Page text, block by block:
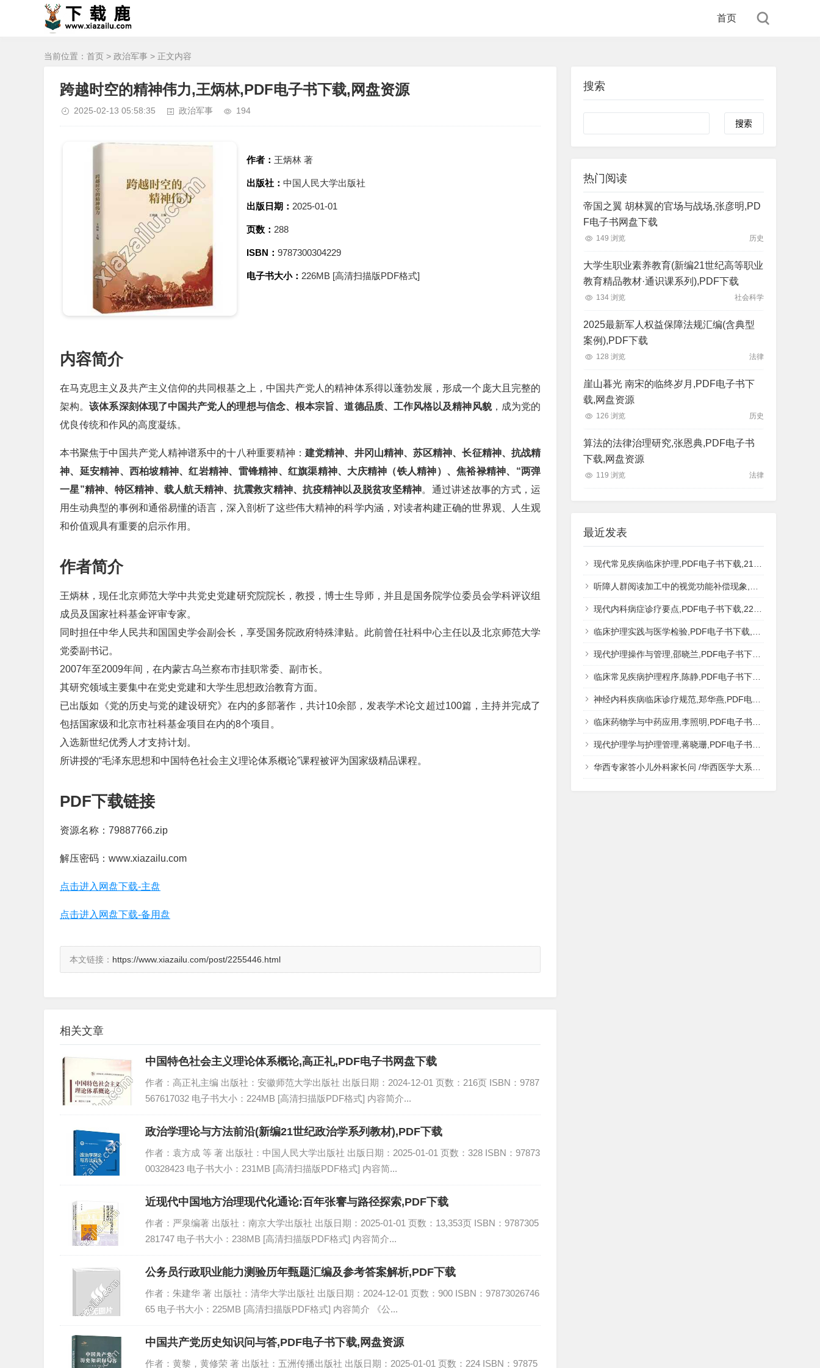
首页
当前位置： 首页 > 政治军事 > 正文内容
跨越时空的精神伟力,王炳林,PDF电子书下载,网盘资源
2025-02-13 05:58:35 政治军事 194
作者： 王炳林 著
出版社： 中国人民大学出版社
出版日期： 2025-01-01
页数： 288
ISBN： 9787300304229
电子书大小： 226MB [高清扫描版PDF格式]
内容简介
在马克思主义及共产主义信仰的共同根基之上，中国共产党人的精神体系得以蓬勃发展，形成一个庞大且完整的
架构。该体系深刻体现了中国共产党人的理想与信念、根本宗旨、道德品质、工作风格以及精神风貌，成为党的
优良传统和作风的高度凝练。
本书聚焦于中国共产党人精神谱系中的十八种重要精神：建党精神、井冈山精神、苏区精神、长征精神、抗战精
神、延安精神、西柏坡精神、红岩精神、雷锋精神、红旗渠精神、大庆精神（铁人精神）、焦裕禄精神、“两弹
一星”精神、特区精神、载人航天精神、抗震救灾精神、抗疫精神以及脱贫攻坚精神。通过讲述故事的方式，运
用生动典型的事例和通俗易懂的语言，深入剖析了这些伟大精神的科学内涵，对读者构建正确的世界观、人生观
和价值观具有重要的启示作用。
作者简介
王炳林，现任北京师范大学中共党史党建研究院院长，教授，博士生导师，并且是国务院学位委员会学科评议组
成员及国家社科基金评审专家。
同时担任中华人民共和国国史学会副会长，享受国务院政府特殊津贴。此前曾任社科中心主任以及北京师范大学
党委副书记。
2007年至2009年间，在内蒙古乌兰察布市挂职常委、副市长。
其研究领域主要集中在党史党建和大学生思想政治教育方面。
已出版如《党的历史与党的建设研究》在内的多部著作，共计10余部，发表学术论文超过100篇，主持并完成了
包括国家级和北京市社科基金项目在内的8个项目。
入选新世纪优秀人才支持计划。
所讲授的“毛泽东思想和中国特色社会主义理论体系概论”课程被评为国家级精品课程。
PDF下载链接
资源名称：79887766.zip
解压密码：www.xiazailu.com
点击进入网盘下载-主盘
点击进入网盘下载-备用盘
本文链接： https://www.xiazailu.com/post/2255446.html
相关文章
中国特色社会主义理论体系概论,高正礼,PDF电子书网盘下载
作者：高正礼主编 出版社：安徽师范大学出版社 出版日期：2024-12-01 页数：216页 ISBN：9787
567617032 电子书大小：224MB [高清扫描版PDF格式] 内容简介...
政治学理论与方法前沿(新编21世纪政治学系列教材),PDF下载
作者：袁方成 等 著 出版社：中国人民大学出版社 出版日期：2025-01-01 页数：328 ISBN：97873
00328423 电子书大小：231MB [高清扫描版PDF格式] 内容简...
近现代中国地方治理现代化通论:百年张謇与路径探索,PDF下载
作者：严泉编著 出版社：南京大学出版社 出版日期：2025-01-01 页数：13,353页 ISBN：9787305
281747 电子书大小：238MB [高清扫描版PDF格式] 内容简介...
公务员行政职业能力测验历年甄题汇编及参考答案解析,PDF下载
作者：朱建华 著 出版社：清华大学出版社 出版日期：2024-12-01 页数：900 ISBN：97873026746
65 电子书大小：225MB [高清扫描版PDF格式] 内容简介 《公...
中国共产党历史知识问与答,PDF电子书下载,网盘资源
作者：黄黎，黄修荣 著 出版社：五洲传播出版社 出版日期：2025-01-01 页数：224 ISBN：97875
搜索
Search
热门阅读
帝国之翼 胡林翼的官场与战场,张彦明,PD
F电子书网盘下载
149 浏览 历史
大学生职业素养教育(新编21世纪高等职业
教育精品教材·通识课系列),PDF下载
134 浏览 社会科学
2025最新军人权益保障法规汇编(含典型
案例),PDF下载
128 浏览 法律
崖山暮光 南宋的临终岁月,PDF电子书下
载,网盘资源
126 浏览 历史
算法的法律治理研究,张恩典,PDF电子书
下载,网盘资源
119 浏览 法律
最近发表
现代常见疾病临床护理,PDF电子书下载,217MB,网盘资源
听障人群阅读加工中的视觉功能补偿现象,秦钊,PDF电子书下载,网盘资源
现代内科病症诊疗要点,PDF电子书下载,223MB,网盘资源
临床护理实践与医学检验,PDF电子书下载,193MB,网盘资源
现代护理操作与管理,邵晓兰,PDF电子书下载,242MB,网盘资源
临床常见疾病护理程序,陈静,PDF电子书下载,185MB,网盘资源
神经内科疾病临床诊疗规范,郑华燕,PDF电子书下载,188MB,网盘资源
临床药物学与中药应用,李照明,PDF电子书下载,202MB,网盘资源
现代护理学与护理管理,蒋晓珊,PDF电子书下载,223MB,网盘资源
华西专家答小儿外科家长问 /华西医学大系?医学科普,PDF电子书网盘下载